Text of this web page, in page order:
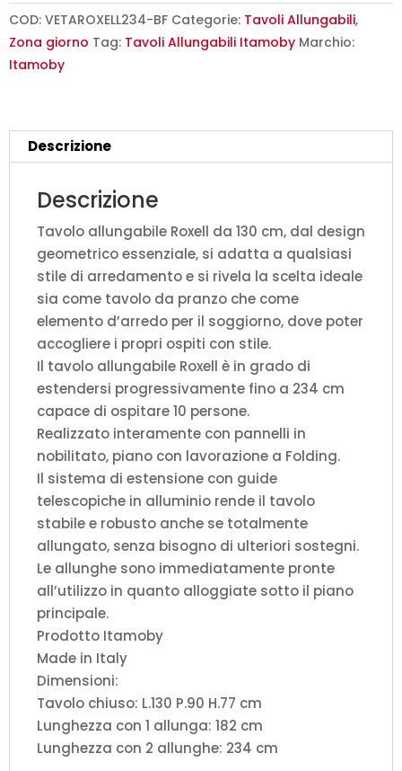
Roxell
bianco
frassino
COD: VETAROXELL234-BF Categorie: Tavoli Allungabili,
Zona giorno Tag: Tavoli Allungabili Itamoby Marchio:
Itamoby
Descrizione
Descrizione
Tavolo allungabile Roxell da 130 cm, dal design
geometrico essenziale, si adatta a qualsiasi
stile di arredamento e si rivela la scelta ideale
sia come tavolo da pranzo che come
elemento d’arredo per il soggiorno, dove poter
accogliere i propri ospiti con stile.
Il tavolo allungabile Roxell è in grado di
estendersi progressivamente fino a 234 cm
capace di ospitare 10 persone.
Realizzato interamente con pannelli in
nobilitato, piano con lavorazione a Folding.
Il sistema di estensione con guide
telescopiche in alluminio rende il tavolo
stabile e robusto anche se totalmente
allungato, senza bisogno di ulteriori sostegni.
Le allunghe sono immediatamente pronte
all’utilizzo in quanto alloggiate sotto il piano
principale.
Prodotto Itamoby
Made in Italy
Dimensioni:
Tavolo chiuso: L.130 P.90 H.77 cm
Lunghezza con 1 allunga: 182 cm
Lunghezza con 2 allunghe: 234 cm